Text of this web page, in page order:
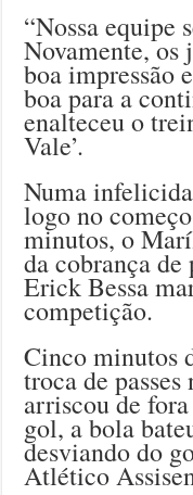
“Nossa equipe
Novamente, os
boa impressão
boa para a
enalteceu o
Vale’.
Numa
logo no
minutos, o
da cobrança
Erick Bessa
competição.
Cinco minutos
troca de
arriscou de
gol, a bola
desviando do
Atlético